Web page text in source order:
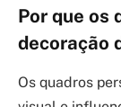
Por que os
decoração
Os quadros